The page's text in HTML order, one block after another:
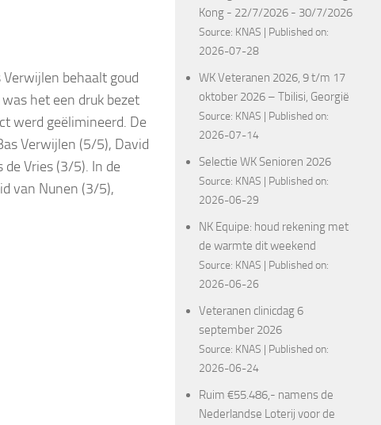
behaalt goud
het een druk bezet
werd geëlimineerd. De
Verwijlen (5/5), David
Vries (3/5). In de
van Nunen (3/5),
Kong - 22/7/2026 - 30/7/2026
Source: KNAS
Published on:
2026-07-28
WK Veteranen 2026, 9 t/m 17
oktober 2026 – Tbilisi, Georgië
Source: KNAS
Published on:
2026-07-14
Selectie WK Senioren 2026
Source: KNAS
Published on:
2026-06-29
NK Equipe: houd rekening met
de warmte dit weekend
Source: KNAS
Published on:
2026-06-26
Veteranen clinicdag 6
september 2026
Source: KNAS
Published on:
2026-06-24
Ruim €55.486,- namens de
Nederlandse Loterij voor de